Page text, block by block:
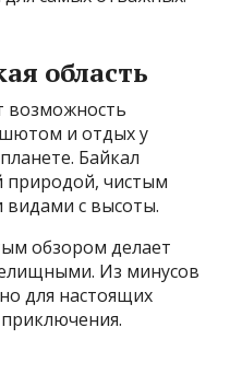
область
возможность
и отдых у
Байкал
природой, чистым
с высоты.
обзором делает
Из минусов
для настоящих